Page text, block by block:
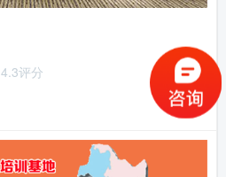
4.3评分
推荐